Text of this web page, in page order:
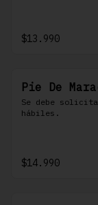
$13.990
Pie De
Se debe
hábiles.
$14.990